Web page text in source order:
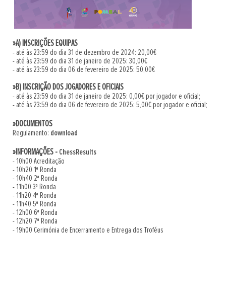
»A) INSCRIÇÕES EQUIPAS
- até às 23:59 do dia 31 de dezembro de 2024: 20,00€
- até às 23:59 do dia 31 de janeiro de 2025: 30,00€
- até às 23:59 do dia 06 de fevereiro de 2025: 50,00€
»B) INSCRIÇÃO DOS JOGADORES E OFICIAIS
- até às 23:59 do dia 31 de janeiro de 2025: 0,00€ por jogador e oficial;
- até às 23:59 do dia 06 de fevereiro de 2025: 5,00€ por jogador e oficial;
»DOCUMENTOS
Regulamento: download
»INFORMAÇÕES - ChessResults
- 10h00 Acreditação
- 10h20 1ª Ronda
- 10h40 2ª Ronda
- 11h00 3ª Ronda
- 11h20 4ª Ronda
- 11h40 5ª Ronda
- 12h00 6ª Ronda
- 12h20 7ª Ronda
- 19h00 Cerimónia de Encerramento e Entrega dos Troféus